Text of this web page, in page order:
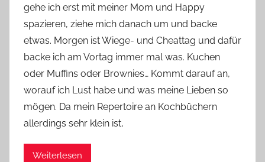
o
n
n
e
gehe ich erst mit meiner Mom und Happy
spazieren, ziehe mich danach um und backe
etwas. Morgen ist Wiege- und Cheattag und dafür
backe ich am Vortag immer mal was. Kuchen
oder Muffins oder Brownies… Kommt darauf an,
worauf ich Lust habe und was meine Lieben so
mögen. Da mein Repertoire an Kochbüchern
allerdings sehr klein ist,
Weiterlesen